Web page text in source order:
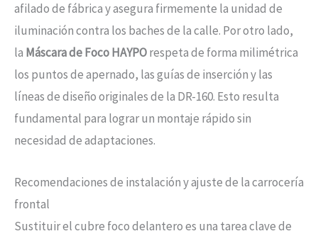
afilado de fábrica y asegura firmemente la unidad de
iluminación contra los baches de la calle. Por otro lado,
la Máscara de Foco HAYPOrespeta de forma milimétrica
los puntos de apernado, las guías de inserción y las
líneas de diseño originales de la DR-160. Esto resulta
fundamental para lograr un montaje rápido sin
necesidad de adaptaciones.
Recomendaciones de instalación y ajuste de la carrocería
frontal
Sustituir el cubre foco delantero es una tarea clave de